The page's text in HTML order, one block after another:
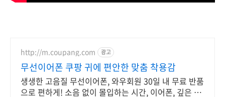
http://m.coupang.com 광고
무선이어폰 쿠팡 귀에 편안한 맞춤 착용감
생생한 고음질 무선이어폰, 와우회원 30일 내 무료 반품
으로 편하게! 소음 없이 몰입하는 시간, 이어폰, 깊은 집